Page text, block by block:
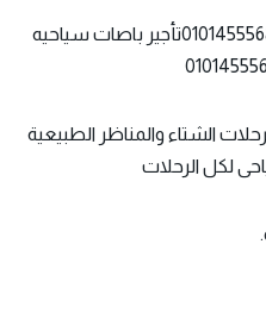
حفلات لجميع الاعمار والاماكن 01014555680تأجير باصات سياحيه
الشتاء والمناظر الطبيعية
لكل الرحلات